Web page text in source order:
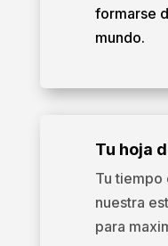
formarse
mundo.
Tu hoja
Tu tiempo
nuestra
para